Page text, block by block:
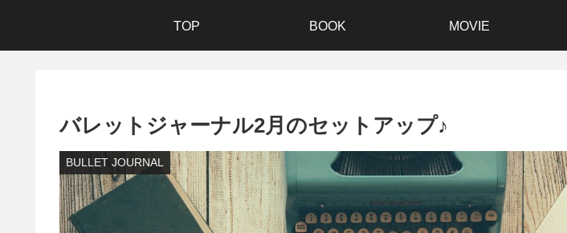
TOP BOOK MOVIE
バレットジャーナル2月のセットアップ♪
BULLET JOURNAL